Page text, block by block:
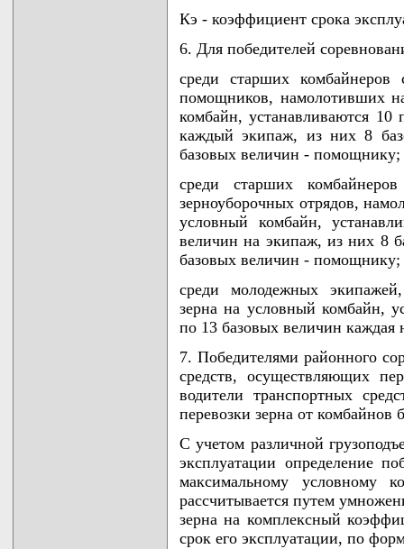
Кэ - коэффициент срока
6. Для победителей
среди старших комбайнеров
помощников, намолотивших
комбайн, устанавливаются
каждый экипаж, из них 8
базовых величин - помощнику;
среди старших
зерноуборочных отрядов,
условный комбайн,
величин на экипаж, из них 8
базовых величин - помощнику;
среди молодежных
зерна на условный комбайн,
по 13 базовых величин
7. Победителями районного
средств, осуществляющих
водители транспортных
перевозки зерна от комбайнов
С учетом различной
эксплуатации определение
максимальному условному
рассчитывается путем
зерна на комплексный
срок его эксплуатации, по